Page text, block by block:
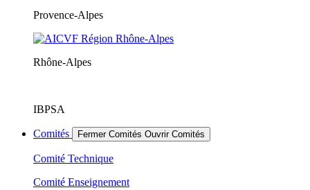
Provence-Alpes
Rhône-Alpes
IBPSA
Comités Fermer Comités Ouvrir Comités
Comité Technique
Comité Enseignement